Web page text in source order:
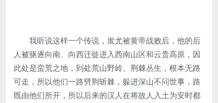
我听说这样一个传说，蚩尤被黄帝战败后，他的后
人被驱逐向南、向西迁徙进入西南山区和云贵高原，因
此处是蛮荒之地，到处荒山野岭、荆棘丛生，根本无路
可走，所以他们一路劈荆斩棘，躲进深山不问世事，路
既由他们所开，所以后来的汉人在将故人入土为安时都